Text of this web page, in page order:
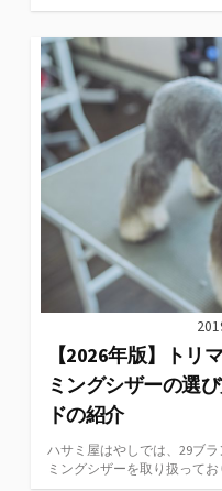
【2026年版】トリ
ミングシザーの選
ドの紹介
ハサミ屋はやしでは、29ブ
ミングシザーを取り扱って